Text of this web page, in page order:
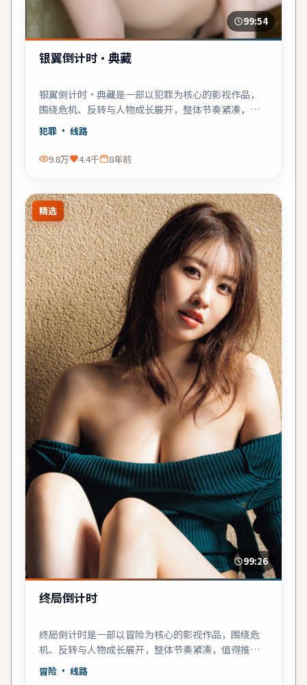
99:54
银翼倒计时·典藏
银翼倒计时·典藏是一部以犯罪为核心的影视作品，
围绕危机、反转与人物成长展开，整体节奏紧凑，值
得推荐观看。
犯罪 · 线路
9.8万 4.4千 8年前
精选
99:26
终局倒计时
终局倒计时是一部以冒险为核心的影视作品，围绕危
机、反转与人物成长展开，整体节奏紧凑，值得推荐
观看。
冒险 · 线路